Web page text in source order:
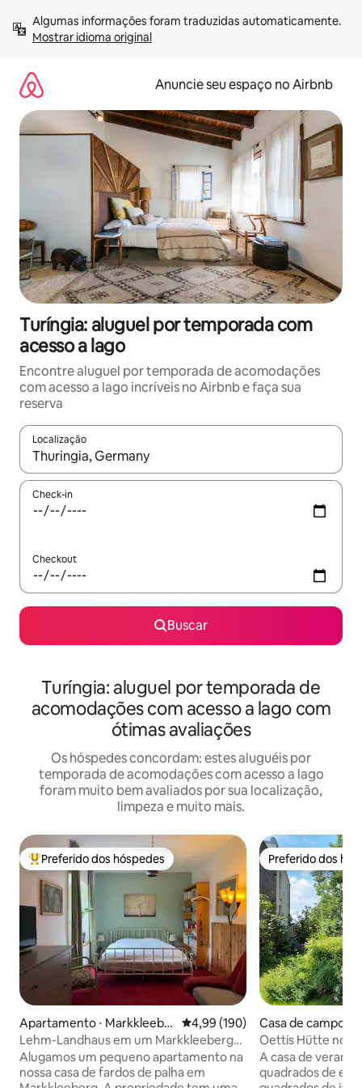
para
Mostrar idioma original
Anuncie seu espaço no Airbnb
Turíngia: aluguel por temporada com
acesso a lago
Encontre aluguel por temporada de acomodações
com acesso a lago incríveis no Airbnb e faça sua
reserva
Localização
Quando os resultados estiverem disponíveis, explore-os
Check-in
Checkout
Buscar
Turíngia: aluguel por temporada de
acomodações com acesso a lago com
ótimas avaliações
Os hóspedes concordam: estes aluguéis por
temporada de acomodações com acesso a lago
foram muito bem avaliados por sua localização,
limpeza e muito mais.
Entre os melhores preferidos dos hóspedes
Preferido dos hóspedes
Apartamento ⋅ Markkleebe
rg
4,99 de uma avaliação média de
4,99 (190)
Lehm-Landhaus em um Markkleeberg
verde
Alugamos um pequeno apartamento na
nossa casa de fardos de palha em
Preferido dos
Preferido dos
Casa de campo ⋅
sch
Oettis Hütte no
A casa de
quadrados de